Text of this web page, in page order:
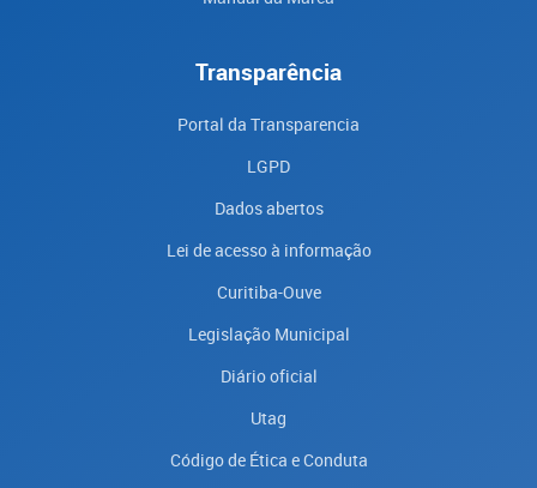
Transparência
Portal da Transparencia
LGPD
Dados abertos
Lei de acesso à informação
Curitiba-Ouve
Legislação Municipal
Diário oficial
Utag
Código de Ética e Conduta